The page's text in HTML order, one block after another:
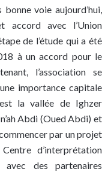
voie aujourd’hui,
avec l’Union
de l’étude qui a été
à un accord pour le
l’association se
importance capitale
la vallée de Ighzer
Abdi (Oued Abdi) et
par un projet
d’interprétation
des partenaires